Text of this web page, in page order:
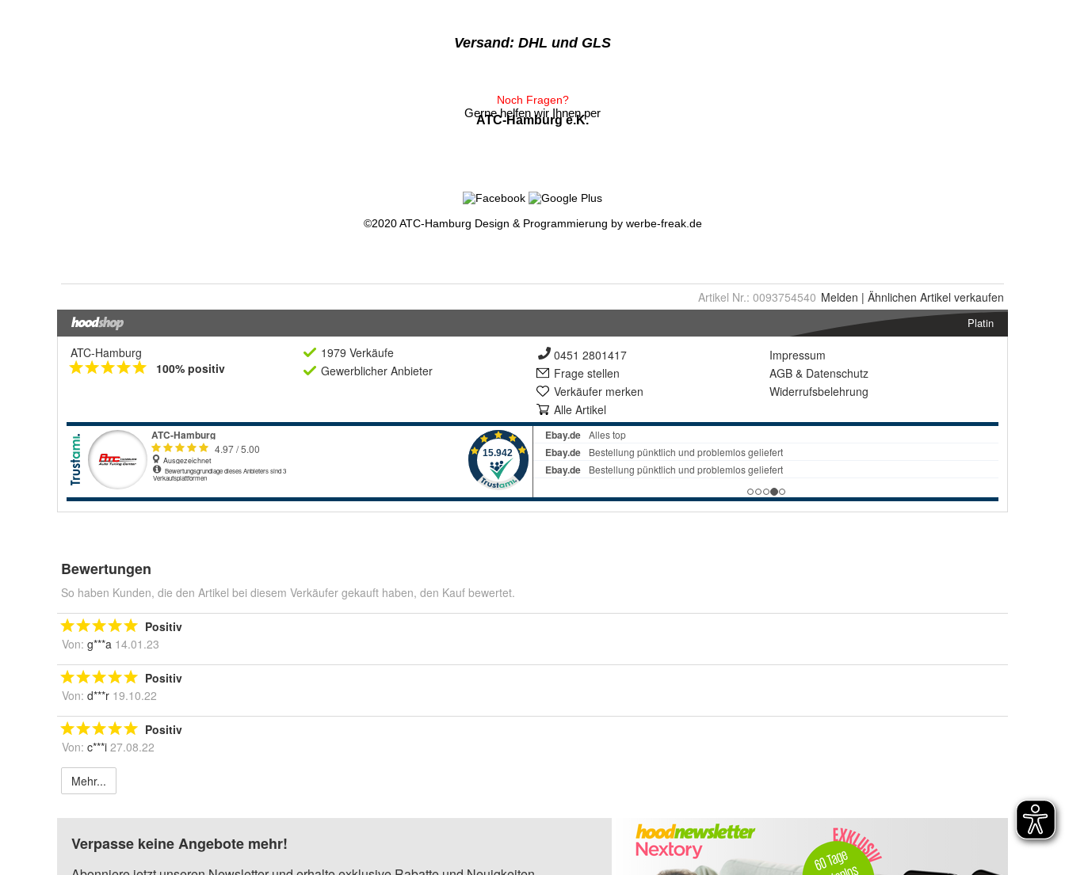
Artikel Nr.: 0093754540 Melden | Ähnlichen Artikel verkaufen
Platin
ATC-Hamburg
100% positiv
1979 Verkäufe
Gewerblicher Anbieter
0451 2801417
Frage stellen
Verkäufer merken
Alle Artikel
Impressum
AGB & Datenschutz
Widerrufsbelehrung
Bewertungen
So haben Kunden, die den Artikel bei diesem Verkäufer gekauft haben, den Kauf bewertet.
Positiv
Von: g***a 14.01.23
Positiv
Von: d***r 19.10.22
Positiv
Von: c***i 27.08.22
Mehr...
Verpasse keine Angebote mehr!